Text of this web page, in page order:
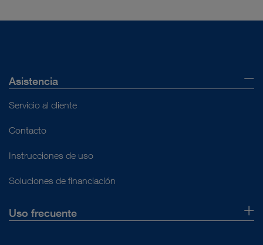
Asistencia
Servicio al cliente
Contacto
Instrucciones de uso
Soluciones de financiación
Uso frecuente